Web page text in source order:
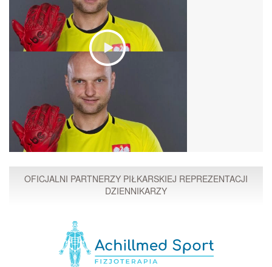
OFICJALNI PARTNERZY PIŁKARSKIEJ REPREZENTACJI
DZIENNIKARZY